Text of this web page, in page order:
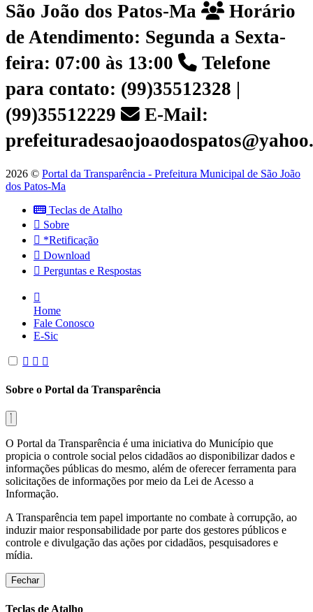
São João dos Patos-Ma
Horário
de Atendimento: Segunda a Sexta-
feira: 07:00 às 13:00
Telefone
para contato: (99)35512328 |
(99)35512229
E-Mail:
2026 © Portal da Transparência - Prefeitura Municipal de São João
dos Patos-Ma
Teclas de Atalho
Sobre
*Retificação
Download
Perguntas e Respostas
Home
Fale Conosco
E-Sic
Sobre o Portal da Transparência
O Portal da Transparência é uma iniciativa do Município que
propicia o controle social pelos cidadãos ao disponibilizar dados e
informações públicas do mesmo, além de oferecer ferramenta para
solicitações de informações por meio da Lei de Acesso a
Informação.
A Transparência tem papel importante no combate à corrupção, ao
induzir maior responsabilidade por parte dos gestores públicos e
controle e divulgação das ações por cidadãos, pesquisadores e
mídia.
Fechar
Teclas de Atalho